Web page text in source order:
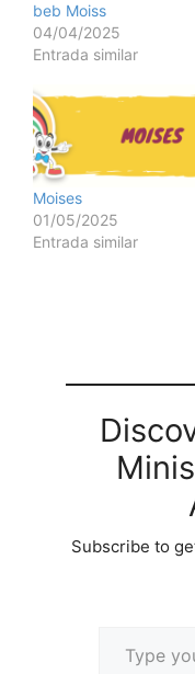
beb Moiss
04/04/2025
Entrada similar
Moises
01/05/2025
Entrada similar
Subscribe to